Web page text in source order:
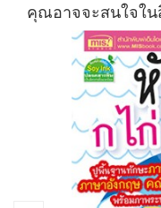
คุณอาจจะสนใจใ